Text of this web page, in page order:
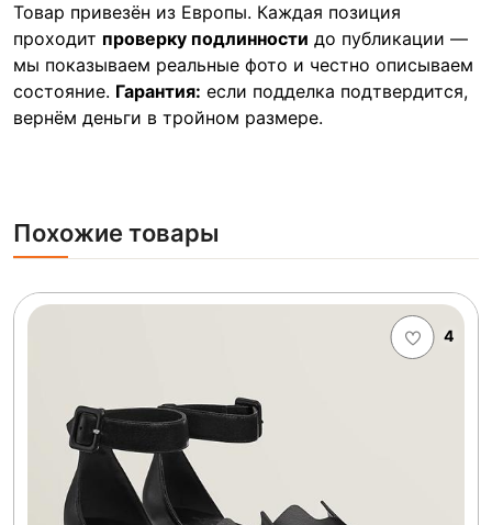
Товар привезён из Европы. Каждая позиция
проходит проверку подлинности до публикации —
мы показываем реальные фото и честно описываем
состояние. Гарантия: если подделка подтвердится,
вернём деньги в тройном размере.
Похожие товары
4